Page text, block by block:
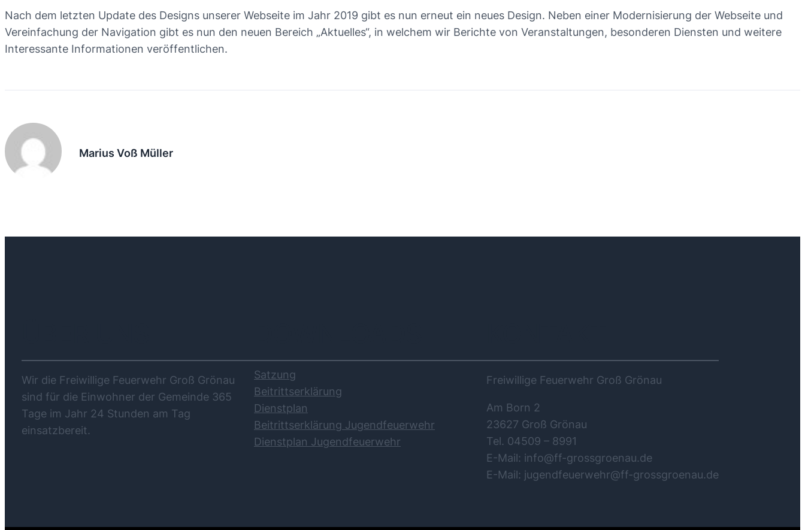
Nach dem letzten Update des Designs unserer Webseite im Jahr 2019 gibt es nun erneut ein neues Design. Neben einer Modernisierung der Webseite und
Vereinfachung der Navigation gibt es nun den neuen Bereich „Aktuelles“, in welchem wir Berichte von Veranstaltungen, besonderen Diensten und weitere
Interessante Informationen veröffentlichen.
Marius Voß Müller
Wir die Freiwillige Feuerwehr Groß Grönau
sind für die Einwohner der Gemeinde 365
Tage im Jahr 24 Stunden am Tag
einsatzbereit.
Satzung
Beitrittserklärung
Dienstplan
Beitrittserklärung Jugendfeuerwehr
Dienstplan Jugendfeuerwehr
Freiwillige Feuerwehr Groß Grönau
Am Born 2
23627 Groß Grönau
Tel. 04509 – 8991
E-Mail: info@ff-grossgroenau.de
E-Mail: jugendfeuerwehr@ff-grossgroenau.de